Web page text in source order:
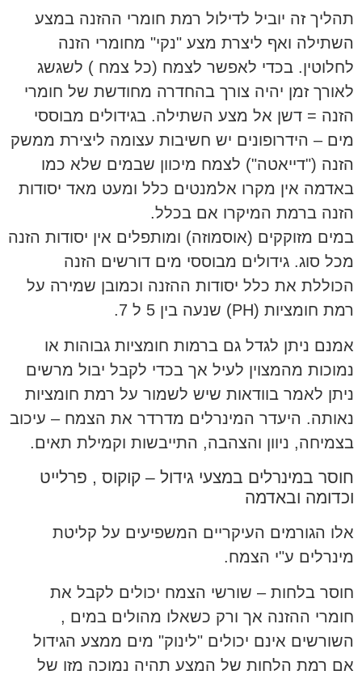
תהליך זה יוביל לדילול רמת חומרי ההזנה במצע
השתילה ואף ליצרת מצע "נקי" מחומרי הזנה
לחלוטין. בכדי לאפשר לצמח (כל צמח ) לשגשג
לאורך זמן יהיה צורך בהחדרה מחודשת של חומרי
הזנה = דשן אל מצע השתילה. בגידולים מבוססי
מים – הידרופונים יש חשיבות עצומה ליצירת ממשק
הזנה ("דייאטה") לצמח מיכוון שבמים שלא כמו
באדמה אין מקרו אלמנטים כלל ומעט מאד יסודות
הזנה ברמת המיקרו אם בכלל.
במים מזוקקים (אוסמוזה) ומותפלים אין יסודות הזנה
מכל סוג. גידולים מבוססי מים דורשים הזנה
הכוללת את כלל יסודות ההזנה וכמובן שמירה על
רמת חומציות (PH) שנעה בין 5 ל 7.
אמנם ניתן לגדל גם ברמות חומציות גבוהות או
נמוכות מהמצוין לעיל אך בכדי לקבל יבול מרשים
ניתן לאמר בוודאות שיש לשמור על רמת חומציות
נאותה. היעדר המינרלים מדרדר את הצמח – עיכוב
בצמיחה, ניוון והצהבה, התייבשות וקמילת תאים.
חוסר במינרלים במצעי גידול – קוקוס , פרלייט
וכדומה ובאדמה
אלו הגורמים העיקריים המשפיעים על קליטת
מינרלים ע"י הצמח.
חוסר בלחות – שורשי הצמח יכולים לקבל את
חומרי ההזנה אך ורק כשאלו מהולים במים ,
השורשים אינם יכולים "לינוק" מים ממצע הגידול
אם רמת הלחות של המצע תהיה נמוכה מזו של